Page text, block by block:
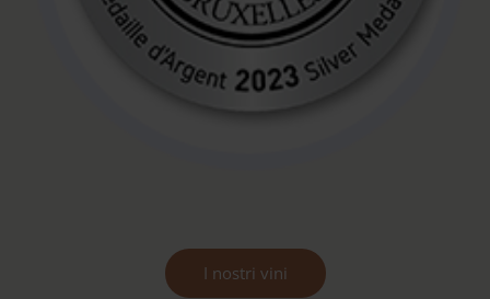
I nostri vini